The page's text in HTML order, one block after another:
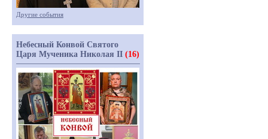
Другие события
Небесный Конвой Святого
Царя Мученика Николая II (16)